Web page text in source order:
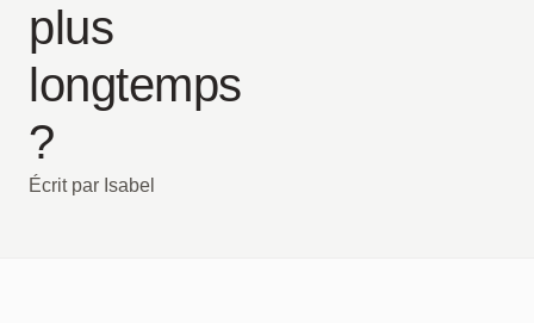
plus
longtemps
?
Écrit par Isabel